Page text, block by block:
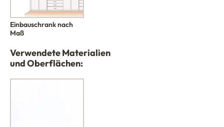
Einbauschrank nach
Maß
Verwendete Materialien
und Oberflächen: